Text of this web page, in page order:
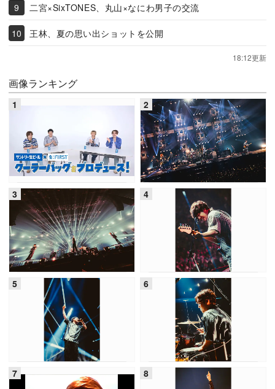
二宮×SixTONES、丸山×なにわ男子の交流
王林、夏の思い出ショットを公開
18:12更新
画像ランキング